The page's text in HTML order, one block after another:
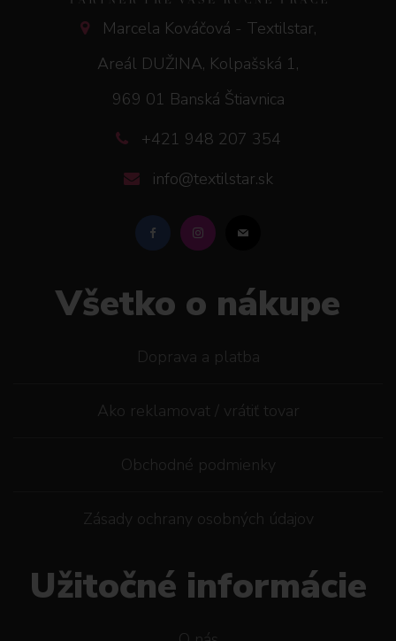
Marcela Kováčová - Textilstar,
Areál DUŽINA, Kolpašská 1,
969 01 Banská Štiavnica
+421 948 207 354
info@textilstar.sk
Všetko o nákupe
Doprava a platba
Ako reklamovat / vrátiť tovar
Obchodné podmienky
Zásady ochrany osobných údajov
Užitočné informácie